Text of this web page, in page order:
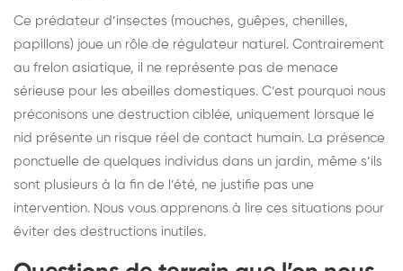
Ce prédateur d’insectes (mouches, guêpes, chenilles,
papillons) joue un rôle de régulateur naturel. Contrairement
au frelon asiatique, il ne représente pas de menace
sérieuse pour les abeilles domestiques. C’est pourquoi nous
préconisons une destruction ciblée, uniquement lorsque le
nid présente un risque réel de contact humain. La présence
ponctuelle de quelques individus dans un jardin, même s’ils
sont plusieurs à la fin de l’été, ne justifie pas une
intervention. Nous vous apprenons à lire ces situations pour
éviter des destructions inutiles.